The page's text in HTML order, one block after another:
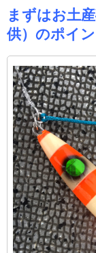
まずはお土
供）のポイ